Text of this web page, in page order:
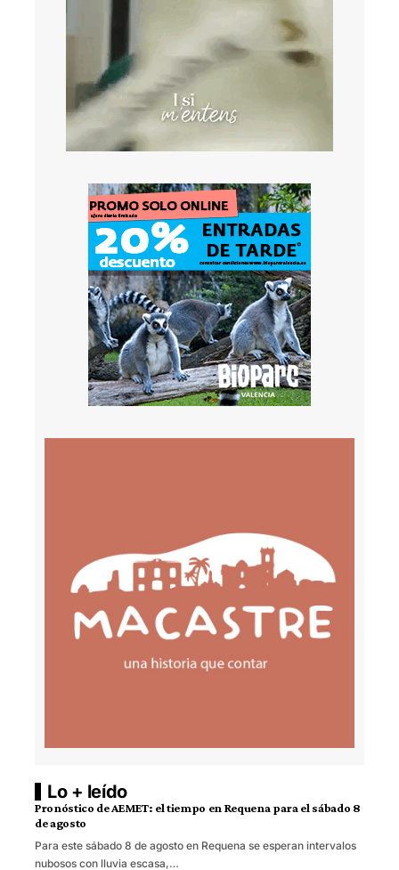
Lo + leído
Pronóstico de AEMET: el tiempo en Requena para el sábado 8
de agosto
Para este sábado 8 de agosto en Requena se esperan intervalos
nubosos con lluvia escasa,…